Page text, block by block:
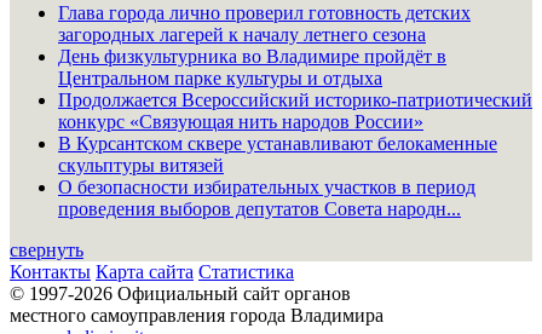
Глава города лично проверил готовность детских
загородных лагерей к началу летнего сезона
День физкультурника во Владимире пройдёт в
Центральном парке культуры и отдыха
Продолжается Всероссийский историко-патриотический
конкурс «Связующая нить народов России»
В Курсантском сквере устанавливают белокаменные
скульптуры витязей
О безопасности избирательных участков в период
проведения выборов депутатов Совета народн...
свернуть
Контакты Карта сайта Статистика
© 1997-2026 Официальный сайт органов
местного самоуправления города Владимира